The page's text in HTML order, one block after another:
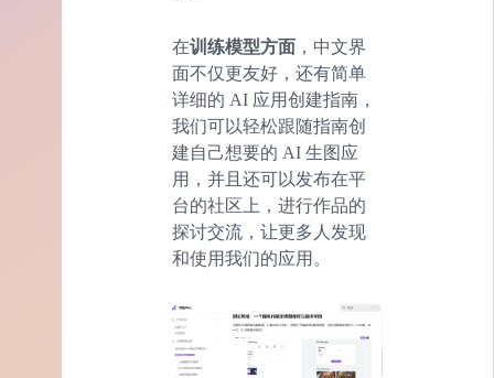
在训练模型方面 ，中文界
面不仅更友好，还有简单
详细的 AI 应用创建指南，
我们可以轻松跟随指南创
建自己想要的 AI 生图应
用，并且还可以发布在平
台的社区上，进行作品的
探讨交流，让更多人发现
和使用我们的应用。